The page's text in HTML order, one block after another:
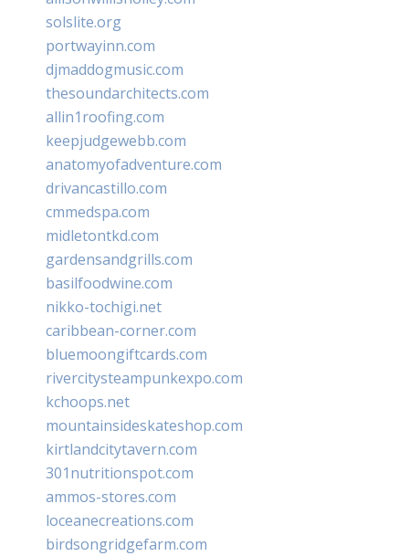
solslite.org
portwayinn.com
djmaddogmusic.com
thesoundarchitects.com
allin1roofing.com
keepjudgewebb.com
anatomyofadventure.com
drivancastillo.com
cmmedspa.com
midletontkd.com
gardensandgrills.com
basilfoodwine.com
nikko-tochigi.net
caribbean-corner.com
bluemoongiftcards.com
rivercitysteampunkexpo.com
kchoops.net
mountainsideskateshop.com
kirtlandcitytavern.com
301nutritionspot.com
ammos-stores.com
loceanecreations.com
birdsongridgefarm.com